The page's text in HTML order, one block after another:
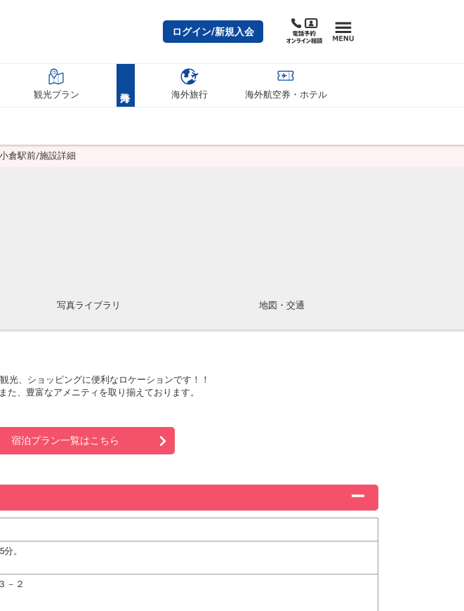
ログイン/新規入会
観光プラン 海外旅行 海外航空券・ホテル
倉駅前/施設詳細
写真ライブラリ 地図・交通
光、ショッピングに便利なロケーションです！！
、豊富なアメニティを取り揃えております。
宿泊プラン一覧はこちら
。
－２